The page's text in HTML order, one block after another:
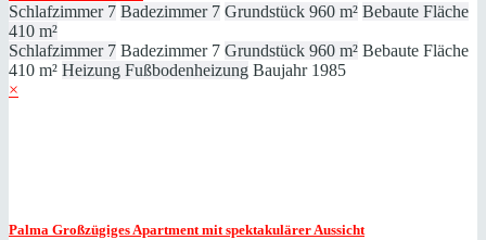
Schlafzimmer 7 Badezimmer 7 Grundstück 960 m² Bebaute Fläche
410 m²
Schlafzimmer 7 Badezimmer 7 Grundstück 960 m² Bebaute Fläche
410 m² Heizung Fußbodenheizung Baujahr 1985
×
Palma Großzügiges Apartment mit spektakulärer Aussicht